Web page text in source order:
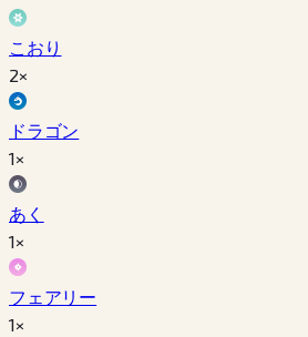
こおり
2×
ドラゴン
1×
あく
1×
フェアリー
1×